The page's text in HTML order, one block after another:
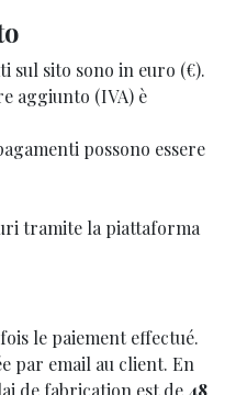
sul sito sono in euro (€).
aggiunto (IVA) è
possono essere
tramite la piattaforma
le paiement effectué.
par email au client. En